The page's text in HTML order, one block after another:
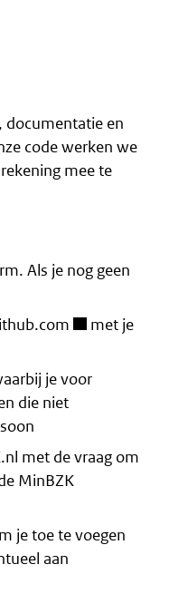
documentatie en
code werken we
mee te
Als je nog geen
met je
je voor
die niet
met de vraag om
MinBZK
je toe te voegen
aan